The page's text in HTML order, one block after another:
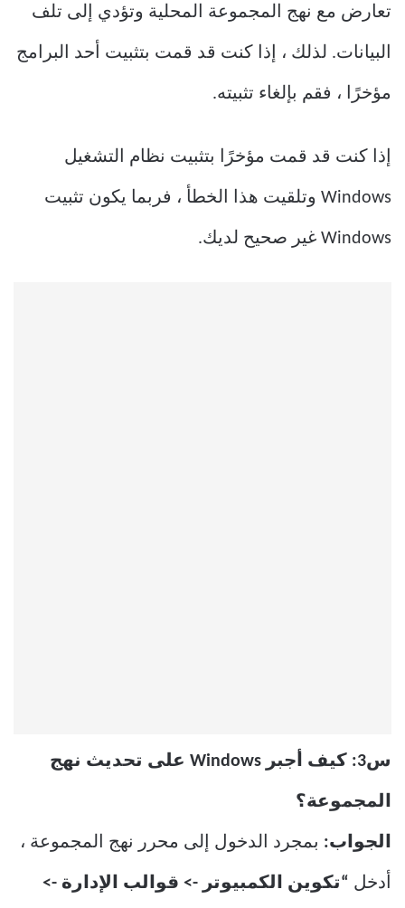
تعارض مع نهج المجموعة المحلية وتؤدي إلى تلف
البيانات. لذلك ، إذا كنت قد قمت بتثبيت أحد البرامج
مؤخرًا ، فقم بإلغاء تثبيته.
إذا كنت قد قمت مؤخرًا بتثبيت نظام التشغيل
Windows وتلقيت هذا الخطأ ، فربما يكون تثبيت
Windows غير صحيح لديك.
س3: كيف أجبر Windows على تحديث نهج
المجموعة؟
الجواب: بمجرد الدخول إلى محرر نهج المجموعة ،
أدخل “تكوين الكمبيوتر -> قوالب الإدارة ->